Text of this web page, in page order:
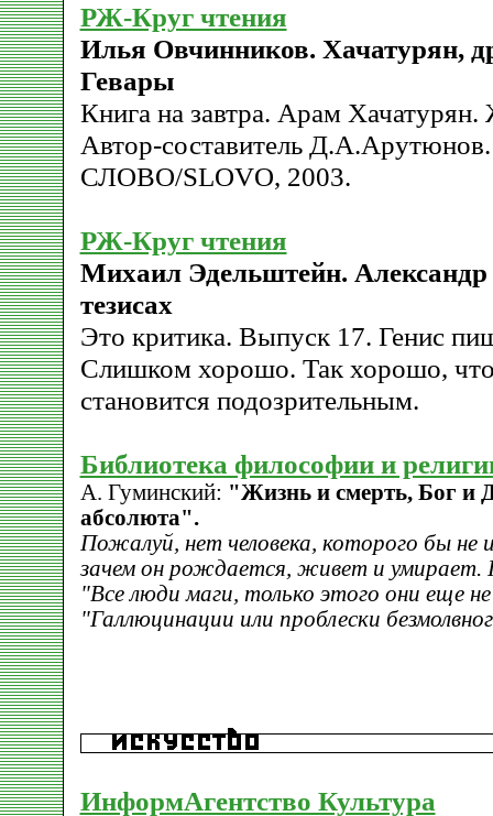
РЖ-Круг чтения
Илья Овчинников. Хачатурян,
Гевары
Книга на завтра. Арам Хачатурян.
Автор-составитель
СЛОВО/SLOVO, 2003.
РЖ-Круг чтения
Михаил Эдельштейн. Александр
тезисах
Это критика. Выпуск 17. Генис
Слишком хорошо. Так хорошо, что
становится подозрительным.
Библиотека философии и
А. Гуминский: "Жизнь и смерть, Бог и
абсолюта".
Пожалуй, нет человека, которого бы не
зачем он рождается, живет и
"Все люди маги, только этого они еще
"Галлюцинации или проблески
ИнформАгентство Культура